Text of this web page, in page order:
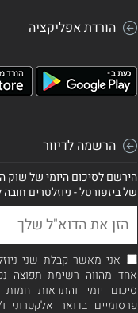
הורדת אפליקציה
הרשמה לדיוור
הירשם לסיכום היומי של שוק
של ביזפורטל - ניוזלטרים
אני מאשר קבלת שני
אחד מהווה רשימת תפוצה
סיכום יומי והתראות חמות
פרסומיים בדואר